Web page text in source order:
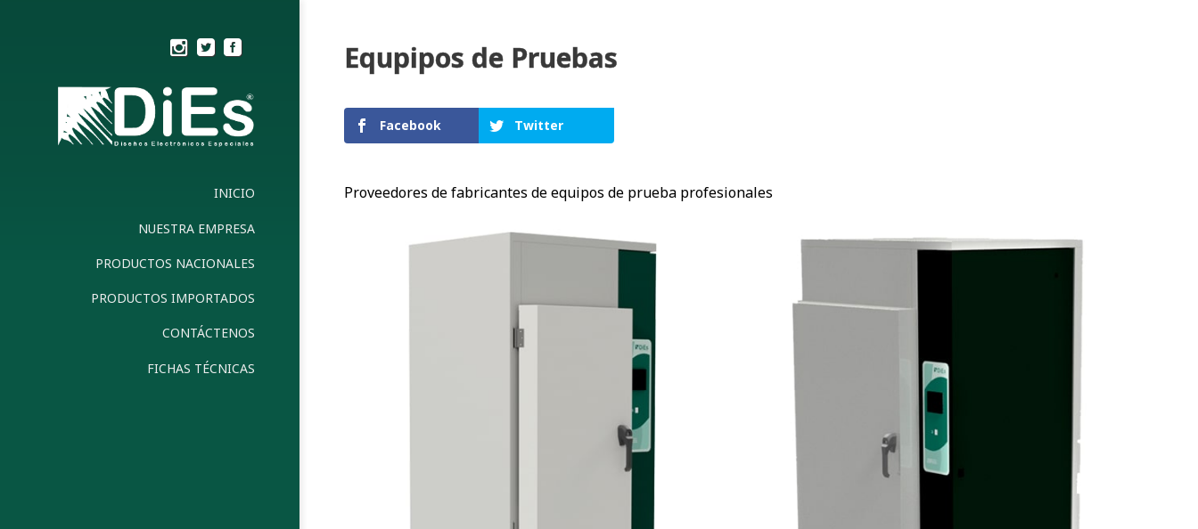
INICIO
NUESTRA EMPRESA
PRODUCTOS NACIONALES
PRODUCTOS IMPORTADOS
CONTÁCTENOS
FICHAS TÉCNICAS
Equpipos de Pruebas
Facebook Twitter
Proveedores de fabricantes de equipos de prueba profesionales